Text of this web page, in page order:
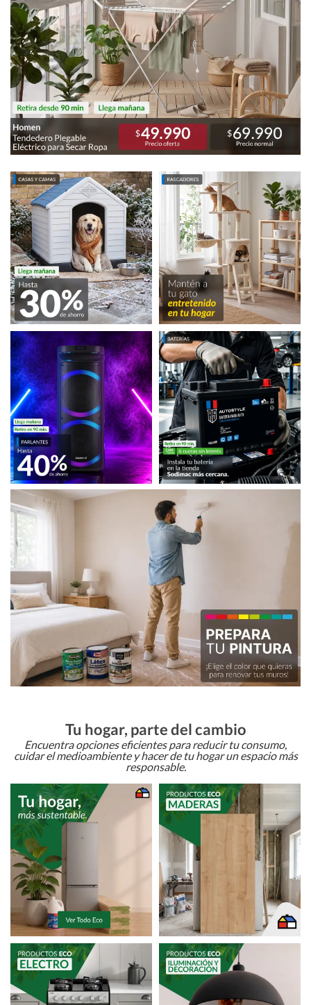
Tu hogar, parte del cambio
Encuentra opciones eficientes para reducir tu consumo,
cuidar el medioambiente y hacer de tu hogar un espacio más
responsable.